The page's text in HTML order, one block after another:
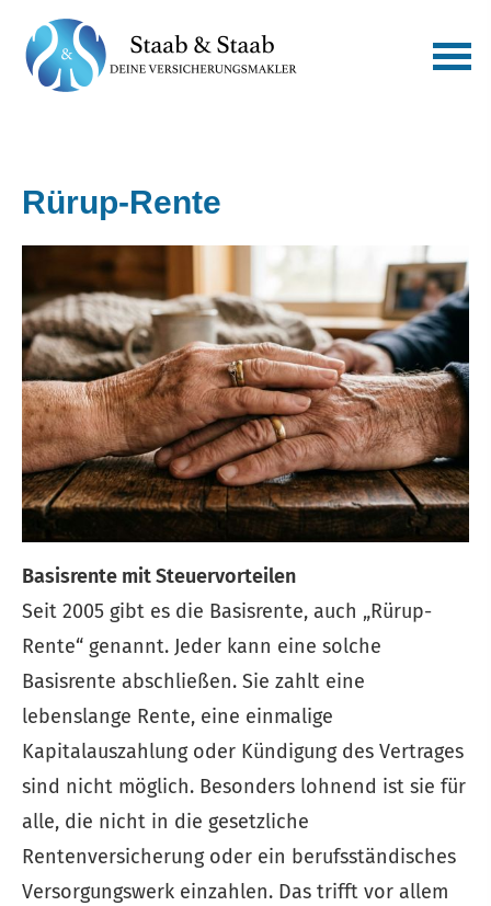
Rürup-Rente
Basisrente mit Steuervorteilen
Seit 2005 gibt es die Basisrente, auch „Rürup-
Rente“ genannt. Jeder kann eine solche
Basisrente abschließen. Sie zahlt eine
lebenslange Rente, eine einmalige
Kapitalauszahlung oder Kündigung des Vertrages
sind nicht möglich. Besonders lohnend ist sie für
alle, die nicht in die gesetzliche
Rentenversicherung oder ein berufsständisches
Versorgungswerk einzahlen. Das trifft vor allem